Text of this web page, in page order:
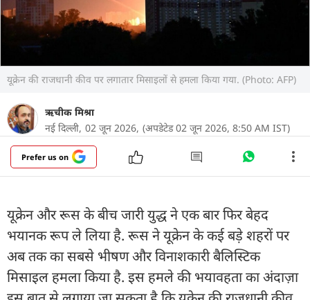
यूक्रेन की राजधानी कीव पर लगातार मिसाइलों से हमला किया गया. (Photo: AFP)
ऋचीक मिश्रा
नई दिल्ली, 02 जून 2026, (अपडेटेड 02 जून 2026, 8:50 AM IST)
Prefer us on
यूक्रेन और रूस के बीच जारी युद्ध ने एक बार फिर बेहद
भयानक रूप ले लिया है. रूस ने यूक्रेन के कई बड़े शहरों पर
अब तक का सबसे भीषण और विनाशकारी बैलिस्टिक
मिसाइल हमला किया है. इस हमले की भयावहता का अंदाज़ा